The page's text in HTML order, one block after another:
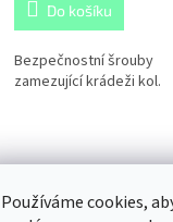
Používáme cookies,
Do košíku
Bezpečnostní šrouby
zamezující krádeži kol.
Popis